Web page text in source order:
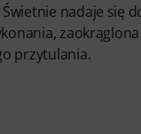
nadaje się
przytulania.